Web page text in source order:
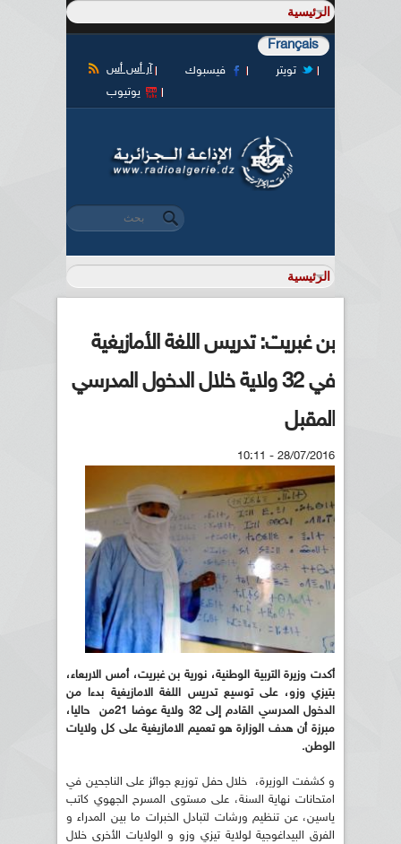
Français
آر أس أس فيسبوك
تويتر
يوتيوب
استمارة البحث
‏بحث ‏
بن غبريت: تدريس اللغة الأمازيغية
في 32 ولاية خلال الدخول المدرسي
المقبل
28/07/2016 - 10:11
أكدت وزيرة التربية الوطنية، نورية بن غبريت، أمس الاربعاء،
بتيزي وزو، على توسيع تدريس اللغة الامازيغية بدءا من
الدخول المدرسي القادم إلى 32 ولاية عوضا 21من حاليا،
مبرزة أن هدف الوزارة هو تعميم الامازيغية على كل ولايات
الوطن.
و كشفت الوزيرة، خلال حفل توزيع جوائز على الناجحين في
امتحانات نهاية السنة، على مستوى المسرح الجهوي كاتب
ياسين، عن تنظيم ورشات لتبادل الخبرات ما بين المدراء و
الفرق البيداغوجية لولاية تيزي وزو و الولايات الأخرى خلال